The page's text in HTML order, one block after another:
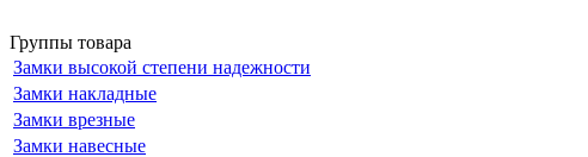
Группы товара
Замки высокой степени надежности
Замки накладные
Замки врезные
Замки навесные